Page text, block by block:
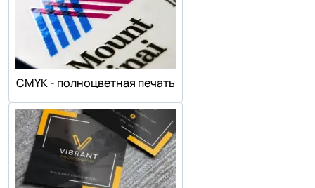
СMYK - полноцветная печать